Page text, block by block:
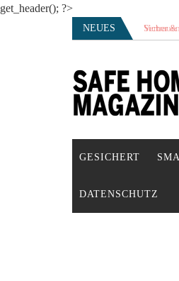
get_header(); ?>
NEUES
SAFE
Sicherlich sicher ich
GESICHERT
DATENSCHUTZ